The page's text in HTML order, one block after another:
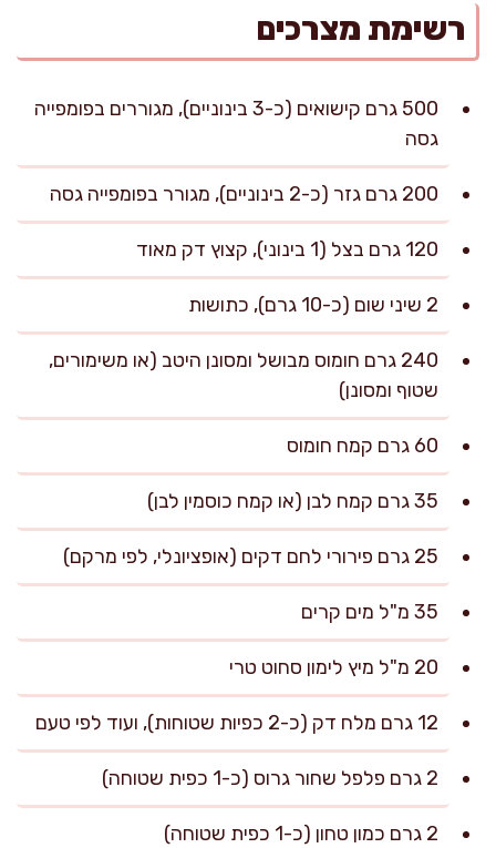
רשימת מצרכים
500 גרם קישואים (כ-3 בינוניים), מגוררים בפומפייה
גסה
200 גרם גזר (כ-2 בינוניים), מגורר בפומפייה גסה
120 גרם בצל (1 בינוני), קצוץ דק מאוד
2 שיני שום (כ-10 גרם), כתושות
240 גרם חומוס מבושל ומסונן היטב (או משימורים,
שטוף ומסונן)
60 גרם קמח חומוס
35 גרם קמח לבן (או קמח כוסמין לבן)
25 גרם פירורי לחם דקים (אופציונלי, לפי מרקם)
35 מ"ל מים קרים
20 מ"ל מיץ לימון סחוט טרי
12 גרם מלח דק (כ-2 כפיות שטוחות), ועוד לפי טעם
2 גרם פלפל שחור גרוס (כ-1 כפית שטוחה)
2 גרם כמון טחון (כ-1 כפית שטוחה)